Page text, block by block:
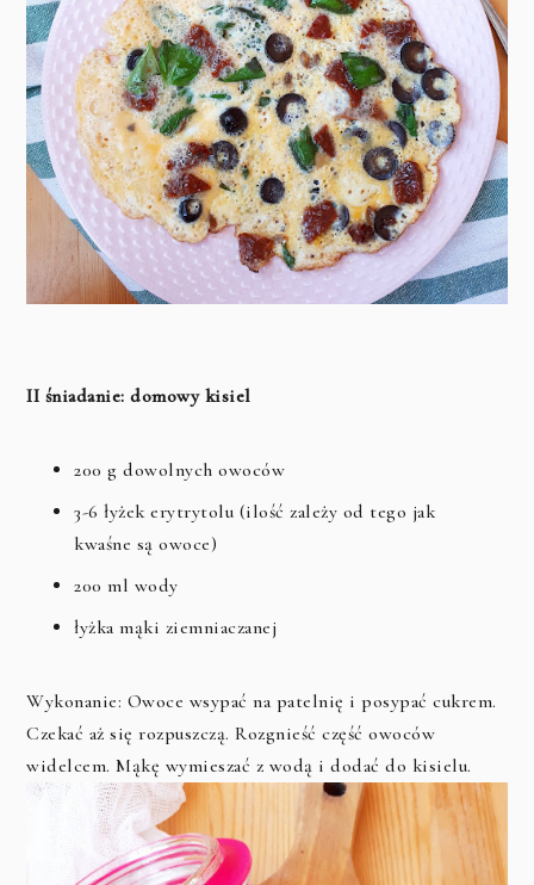
II śniadanie: domowy kisiel
200 g dowolnych owoców
3-6 łyżek erytrytolu (ilość zależy od tego jak
kwaśne są owoce)
200 ml wody
łyżka mąki ziemniaczanej
Wykonanie: Owoce wsypać na patelnię i posypać cukrem.
Czekać aż się rozpuszczą. Rozgnieść część owoców
widelcem. Mąkę wymieszać z wodą i dodać do kisielu.